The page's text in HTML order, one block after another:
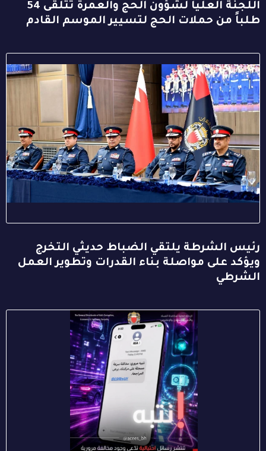
اللجنة العليا لشؤون الحج والعمرة تتلقى 54
طلباً من حملات الحج لتسيير الموسم القادم
رئيس الشرطة يلتقي الضباط حديثي التخرج
ويؤكد على مواصلة بناء القدرات وتطوير العمل
الشرطي